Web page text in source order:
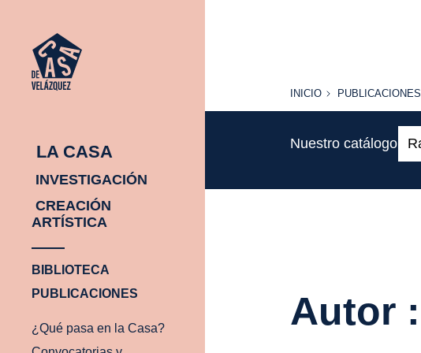
LA CASA
INVESTIGACIÓN
CREACIÓN
ARTÍSTICA
BIBLIOTECA
PUBLICACIONES
¿Qué pasa en la Casa?
INICIO
INICIO PUBLICACIONES
PUBLICACIONES
Nuestro catálogo
Autor :